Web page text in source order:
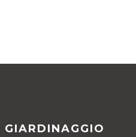
GIARDINAGGIO